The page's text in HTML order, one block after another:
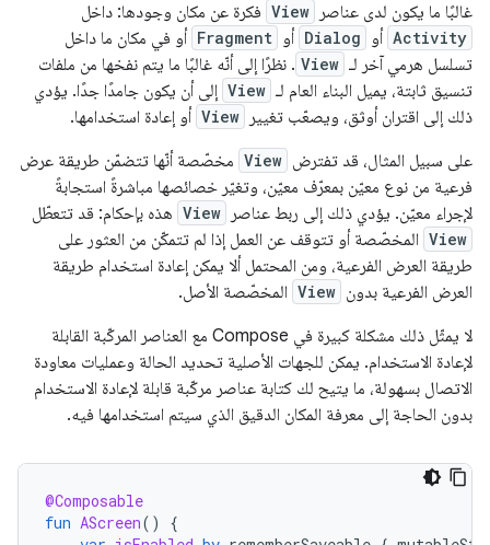
غالبًا ما يكون لدى عناصر View فكرة عن مكان وجودها: داخل
Activity أو Dialog أو Fragment أو في مكان ما داخل
تسلسل هرمي آخر لـ View . نظرًا إلى أنّه غالبًا ما يتم نفخها من ملفات
تنسيق ثابتة، يميل البناء العام لـ View إلى أن يكون جامدًا جدًا. يؤدي
ذلك إلى اقتران أوثق، ويصعّب تغيير
View أو إعادة استخدامها.
على سبيل المثال، قد تفترض View مخصّصة أنّها تتضمّن طريقة عرض
فرعية من نوع معيّن بمعرّف معيّن، وتغيّر خصائصها مباشرةً استجابةً
لإجراء معيّن. يؤدي ذلك إلى ربط عناصر
View هذه بإحكام: قد تتعطّل
View المخصّصة أو تتوقف عن العمل إذا لم تتمكّن من العثور على
طريقة العرض الفرعية، ومن المحتمل ألا يمكن إعادة استخدام طريقة
العرض الفرعية بدون View المخصّصة الأصل.
لا يمثّل ذلك مشكلة كبيرة في Compose مع العناصر المركّبة القابلة
لإعادة الاستخدام. يمكن للجهات الأصلية تحديد الحالة وعمليات معاودة
الاتصال بسهولة، ما يتيح لك كتابة عناصر مركّبة قابلة لإعادة الاستخدام
بدون الحاجة إلى معرفة المكان الدقيق الذي سيتم استخدامها فيه.
@Composable
fun AScreen()
{